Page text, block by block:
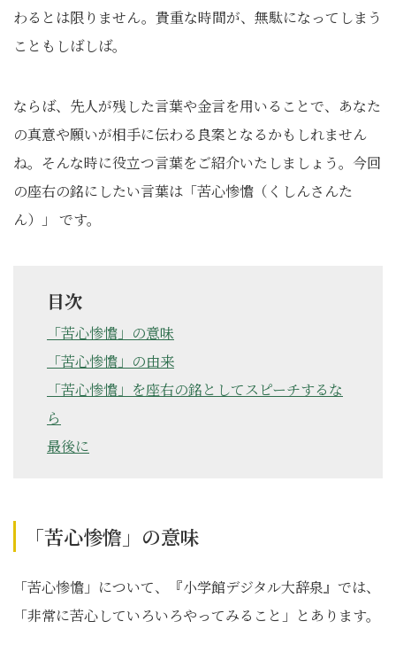
わるとは限りません。貴重な時間が、無駄になってしまう
こともしばしば。
ならば、先人が残した言葉や金言を用いることで、あなた
の真意や願いが相手に伝わる良案となるかもしれません
ね。そんな時に役立つ言葉をご紹介いたしましょう。今回
の座右の銘にしたい言葉は「苦心惨憺（くしんさんた
ん）」 です。
目次
「苦心惨憺」の意味
「苦心惨憺」の由来
「苦心惨憺」を座右の銘としてスピーチするな
ら
最後に
「苦心惨憺」の意味
「苦心惨憺」について、『⼩学館デジタル⼤辞泉』では、
「非常に苦心していろいろやってみること」とあります。